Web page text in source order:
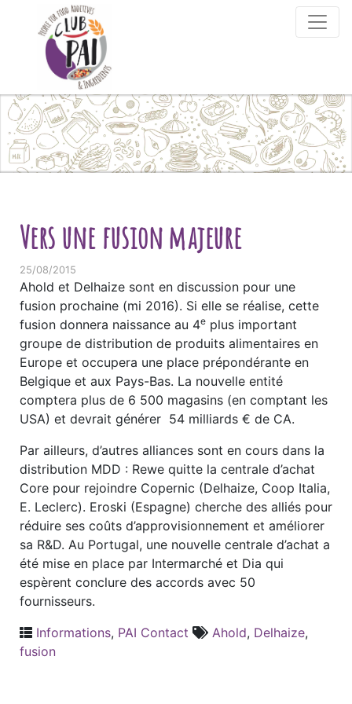
Skip to content
Vers une fusion majeure
25/08/2015
Ahold et Delhaize sont en discussion pour une
fusion prochaine (mi 2016). Si elle se réalise, cette
fusion donnera naissance au 4e plus important
groupe de distribution de produits alimentaires en
Europe et occupera une place prépondérante en
Belgique et aux Pays-Bas. La nouvelle entité
comptera plus de 6 500 magasins (en comptant les
USA) et devrait générer 54 milliards € de CA.
Par ailleurs, d’autres alliances sont en cours dans la
distribution MDD : Rewe quitte la centrale d’achat
Core pour rejoindre Copernic (Delhaize, Coop Italia,
E. Leclerc). Eroski (Espagne) cherche des alliés pour
réduire ses coûts d’approvisionnement et améliorer
sa R&D. Au Portugal, une nouvelle centrale d’achat a
été mise en place par Intermarché et Dia qui
espèrent conclure des accords avec 50
fournisseurs.
Informations, PAI Contact Ahold, Delhaize,
fusion